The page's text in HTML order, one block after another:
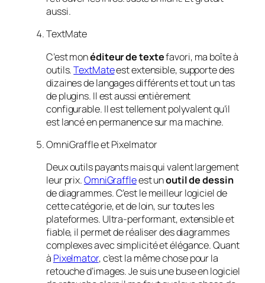
aussi.
TextMate
C’est monéditeur de textefavori, ma boîte à
outils.TextMateest extensible, supporte des
dizaines de langages différents et tout un tas
de plugins. Il est aussi entièrement
configurable. Il est tellement polyvalent qu’il
est lancé en permanence sur ma machine.
OmniGraffle et Pixelmator
Deux outils payants mais qui valent largement
leur prix.OmniGraffleest unoutil de dessin
de diagrammes. C’est le meilleur logiciel de
cette catégorie, et de loin, sur toutes les
plateformes. Ultra-performant, extensible et
fiable, il permet de réaliser des diagrammes
complexes avec simplicité et élégance. Quant
à Pixelmator, c’est la même chose pour la
retouche d’images. Je suis une buse en logiciel